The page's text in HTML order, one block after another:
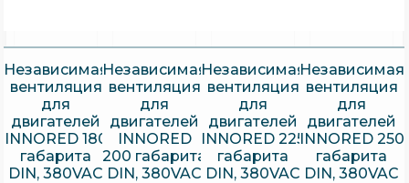
Независимая
вентиляция
для
двигателей
INNORED 180
габарита
DIN, 380VAC
Независимая
вентиляция
для
двигателей
INNORED
200 габарита
DIN, 380VAC
Независимая
вентиляция
для
двигателей
INNORED 225
габарита
DIN, 380VAC
Независимая
вентиляция
для
двигателей
INNORED 250
габарита
DIN, 380VAC